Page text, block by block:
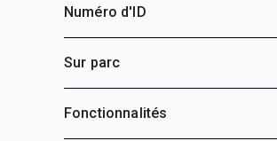
Numéro d'ID
Sur parc
Fonctionnalités